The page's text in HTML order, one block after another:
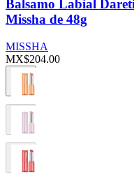
Balsamo Labial
Missha de 48g
MISSHA
MX$204.00